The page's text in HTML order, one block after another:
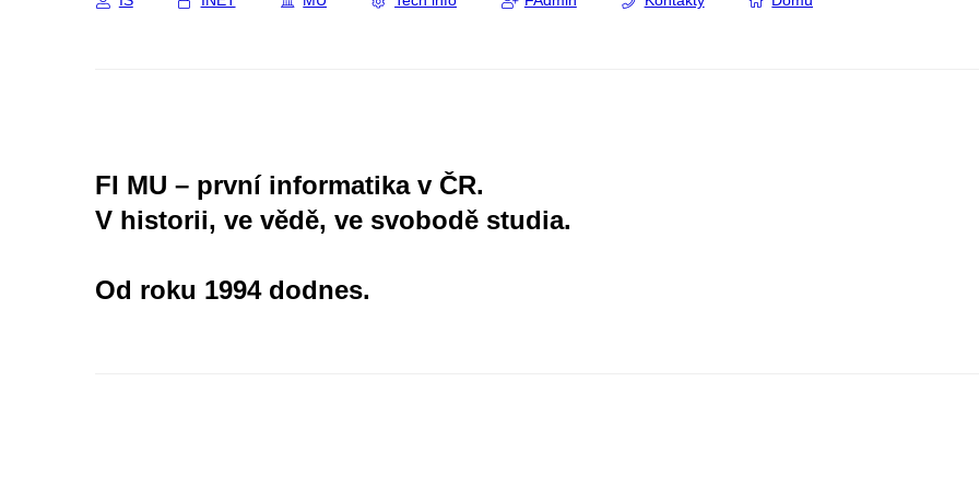
FI MU – první informatika v ČR.
V historii, ve vědě, ve svobodě studia.
Od roku 1994 dodnes.